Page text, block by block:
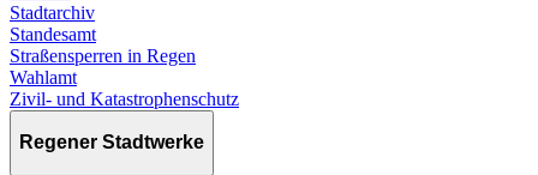
Stadtarchiv
Standesamt
Straßensperren in Regen
Wahlamt
Zivil- und Katastrophenschutz
Regener Stadtwerke